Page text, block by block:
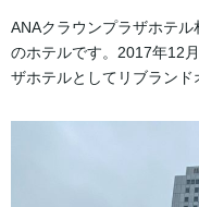
ANAクラウンプラザホテ
のホテルです。2017年12
ザホテルとしてリブランド